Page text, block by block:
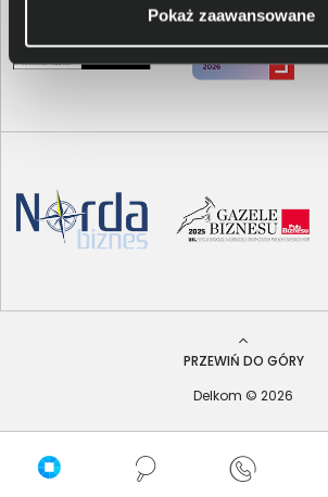
Pokaż zaawansowane
PRZEWIŃ DO GÓRY
Delkom © 2026